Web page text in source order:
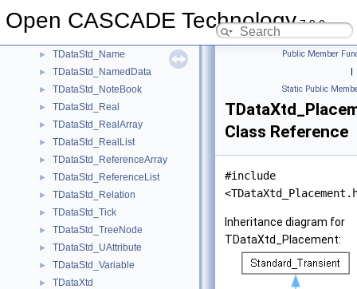
Open CASCADE Technology7.9.0
► TDataStd_IntegerList
► TDataStd_Name
► TDataStd_NamedData
► TDataStd_NoteBook
► TDataStd_Real
► TDataStd_RealArray
► TDataStd_RealList
► TDataStd_ReferenceArray
► TDataStd_ReferenceList
► TDataStd_Relation
► TDataStd_Tick
► TDataStd_TreeNode
► TDataStd_UAttribute
► TDataStd_Variable
► TDataXtd
Public Member
|
Static Public
Class Reference
#include
Inheritance diagram for
TDataXtd_Placement: